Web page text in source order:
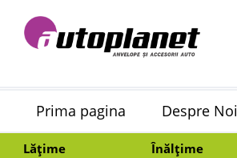
Prima pagina Despre Noi
Lățime Înălțime